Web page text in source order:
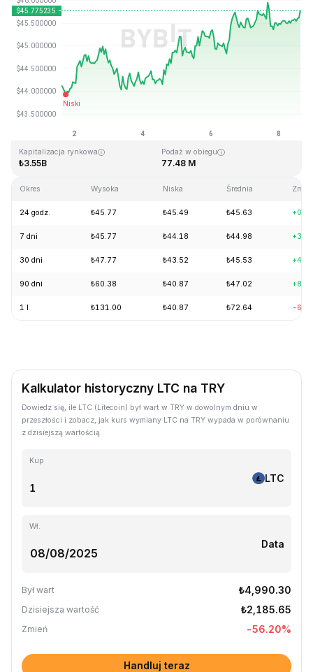
Ostatnia aktualizacja strony: 2026-08-08, 15:18 GMT+0
Historyczne maksimum
Kapitalizacja rynkowa
₺3.55B
Podaż w obiegu
77.48 M
Okres Wysoka Niska Średnia Zmień
24 godz. ₺45.77 ₺45.49 ₺45.63
7 dni ₺45.77 ₺44.18 ₺44.98
30 dni ₺47.77 ₺43.52 ₺45.53
90 dni ₺60.38 ₺40.87 ₺47.02
1 l ₺131.00 ₺40.87 ₺72.64 -
Kalkulator historyczny LTC na TRY
Dowiedz się, ile LTC (Litecoin) był wart w TRY w dowolnym dniu w
przeszłości i zobacz, jak kurs wymiany LTC na TRY wypada w porównaniu
z dzisiejszą wartością.
Kup
LTC
Wł.
Data
Był wart ₺4,990.30
Dzisiejsza wartość ₺2,185.65
Zmień -56.20%
Handluj teraz